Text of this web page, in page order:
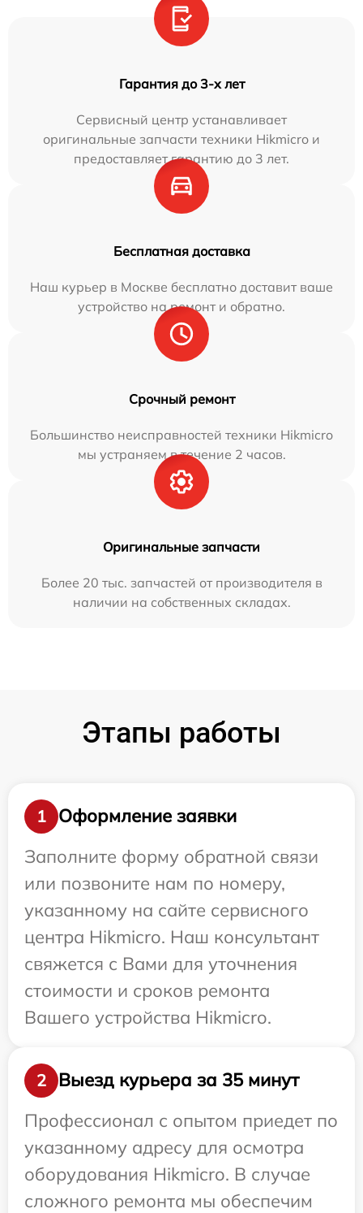
Гарантия до 3-х лет
Сервисный центр устанавливает
оригинальные запчасти техники Hikmicro и
предоставляет гарантию до 3 лет.
Бесплатная доставка
Наш курьер в Москве бесплатно доставит ваше
устройство на ремонт и обратно.
Срочный ремонт
Большинство неисправностей техники Hikmicro
мы устраняем в течение 2 часов.
Оригинальные запчасти
Более 20 тыс. запчастей от производителя в
наличии на собственных складах.
Этапы работы
1
Оформление заявки
Заполните форму обратной связи
или позвоните нам по номеру,
указанному на сайте сервисного
центра Hikmicro. Наш консультант
свяжется с Вами для уточнения
стоимости и сроков ремонта
Вашего устройства Hikmicro.
2
Выезд курьера за 35 минут
Профессионал с опытом приедет по
указанному адресу для осмотра
оборудования Hikmicro. В случае
сложного ремонта мы обеспечим